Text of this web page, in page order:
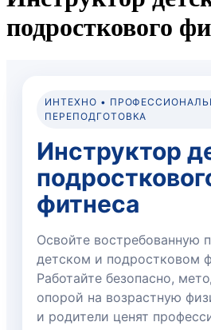
подросткового
ИНТЕХНО •
ПЕРЕПОДГОТОВКА
Инструктор
фитнеса
Освойте востребованную
детском и подростковом
Работайте безопасно,
опорой на возрастную
и родители ценят